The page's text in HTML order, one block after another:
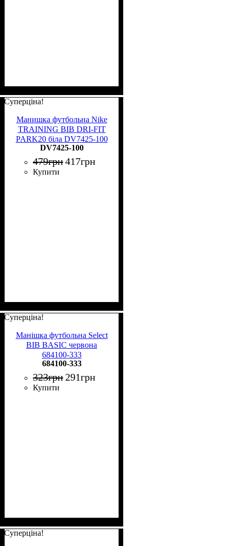
Суперціна!
Манишка футбольна Nike
TRAINING BIB DRI-FIT
PARK20 біла DV7425-100
DV7425-100
479грн417грн
Купити
Суперціна!
Манішка футбольна Select
BIB BASIC червона
684100-333
684100-333
323грн 291грн
Купити
Суперціна!